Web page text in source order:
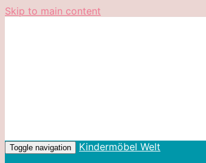
Skip to main content
Toggle navigation
Kindermöbel Welt